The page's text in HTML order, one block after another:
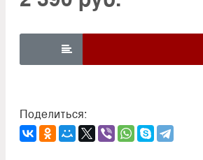

Поделиться: